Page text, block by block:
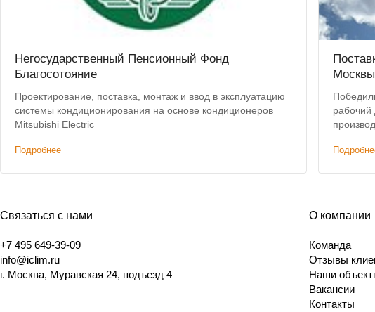
Негосударственный Пенсионный Фонд
Благосотояние
Проектирование, поставка, монтаж и ввод в эксплуатацию
системы кондиционирования на основе кондиционеров
Mitsubishi Electric
Подробнее
Москвы
рабочий
Связаться с нами
+7 495 649-39-09
info@iclim.ru
г. Москва, Муравская 24, подъезд 4
О компании
Команда
Отзывы
Наши
Вакансии
Контакты